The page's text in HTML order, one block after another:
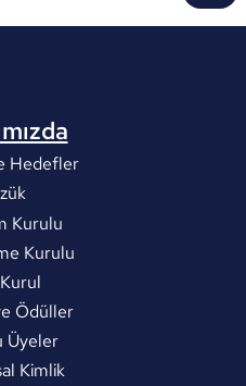
Hedefler
Kurulu
Kurulu
Ödüller
Üyeler
Kimlik